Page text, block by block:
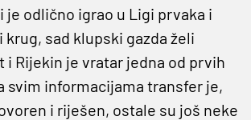
je odlično igrao u Ligi prvaka i
krug, sad klupski gazda želi
Rijekin je vratar jedna od prvih
svim informacijama transfer je,
i riješen, ostale su još neke